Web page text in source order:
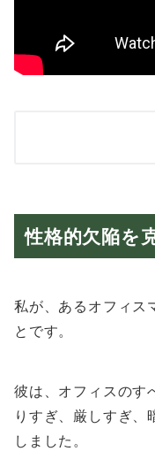
性格的欠陥を
私が、あるオフィス
とです。
彼は、オフィスのす
りすぎ、厳しすぎ、
しました。